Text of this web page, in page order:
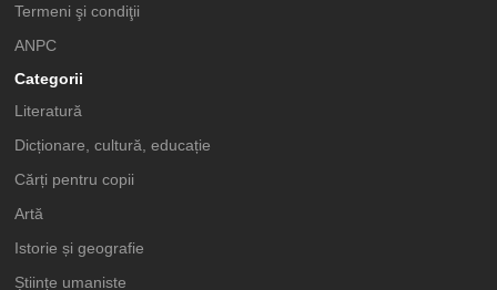
Termeni şi condiţii
ANPC
Categorii
Literatură
Dicționare, cultură, educație
Cărți pentru copii
Artă
Istorie și geografie
Științe umaniste